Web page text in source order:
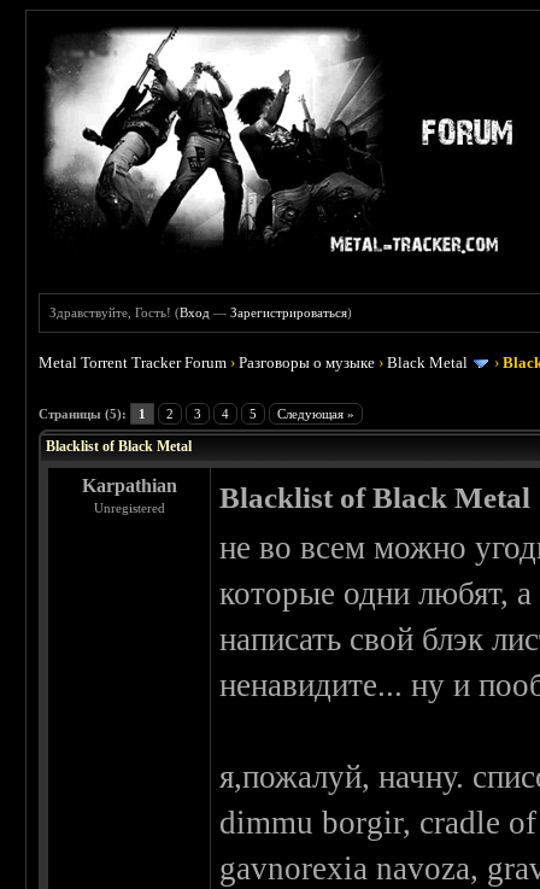
Здравствуйте, Гость! (Вход —Зарегистрироваться)
Metal Torrent Tracker Forum ›Разговоры о музыке ›Black Metal ›
Страницы (5): 1 2 3 4 5 Следующая »
Blacklist of Black Metal
Karpathian
Unregistered Blacklist of Black Metal
не во всем можно
которые одни любят,
написать свой блэк
ненавидите... ну и
я,пожалуй, начну.
dimmu borgir, cradle
gavnorexia navoza,